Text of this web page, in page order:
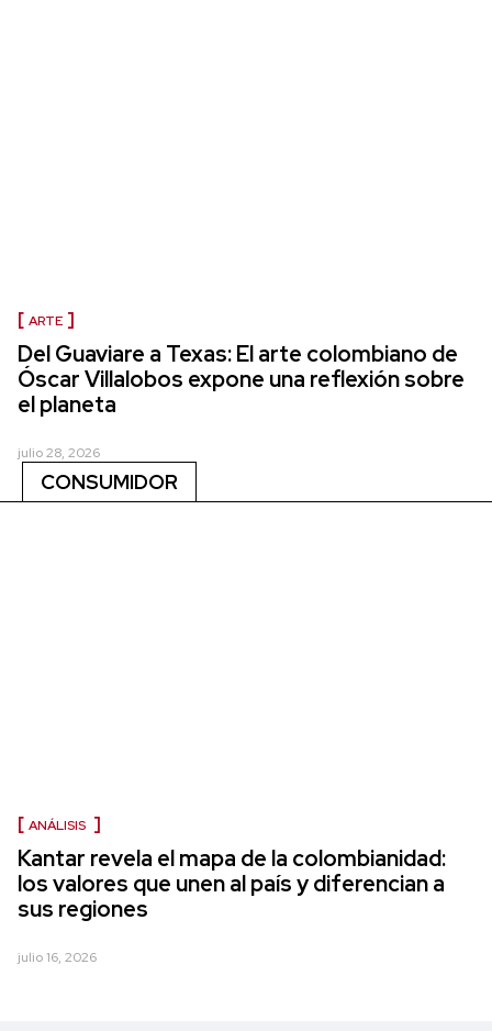
ARTE
Del Guaviare a Texas: El arte colombiano de
Óscar Villalobos expone una reflexión sobre
el planeta
julio 28, 2026
CONSUMIDOR
ANÁLISIS
Kantar revela el mapa de la colombianidad:
los valores que unen al país y diferencian a
sus regiones
julio 16, 2026